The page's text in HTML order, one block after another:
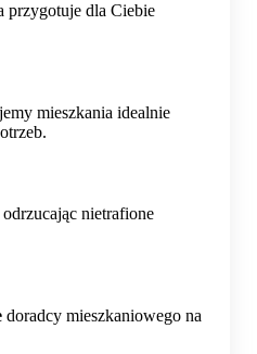
przygotuje dla Ciebie
mieszkania idealnie
odrzucając nietrafione
doradcy mieszkaniowego na